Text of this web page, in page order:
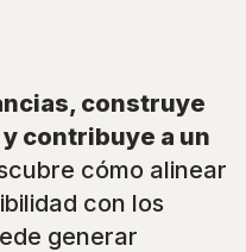
construye
contribuye a un
cómo alinear
con los
generar